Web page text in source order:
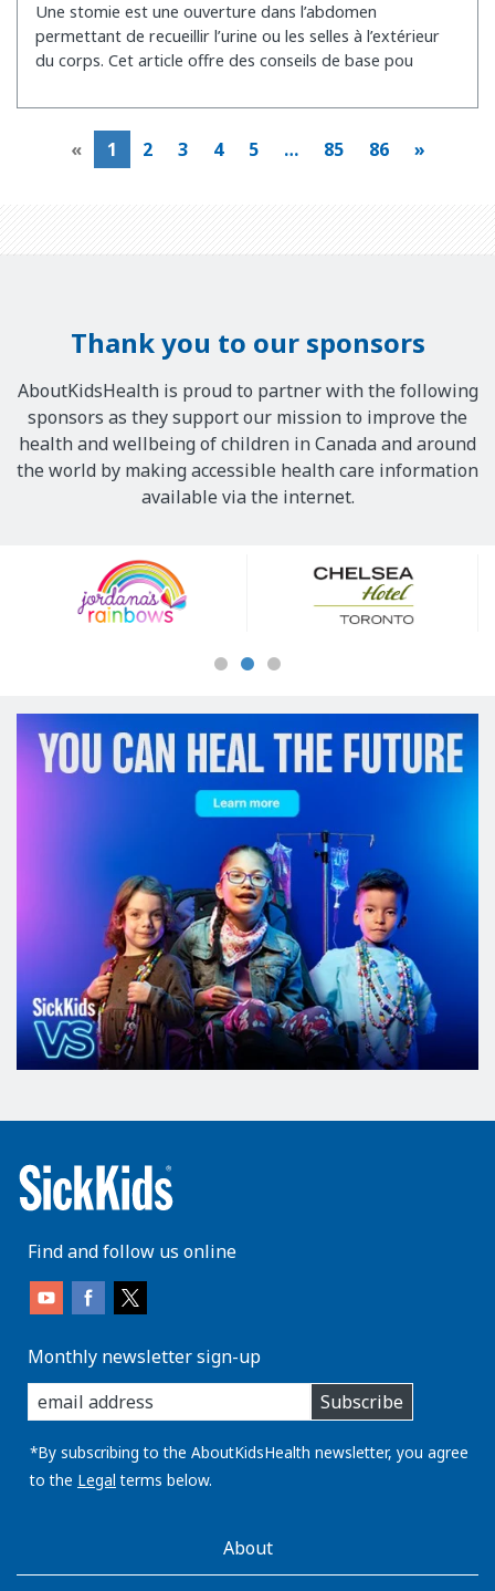
Une stomie est une ouverture dans l’abdomen
permettant de recueillir l’urine ou les selles à l’extérieur
du corps. Cet article offre des conseils de base pou
« 1 2 3 4 5 … 85 86 »
Thank you to our sponsors
AboutKidsHealth is proud to partner with the following
sponsors as they support our mission to improve the
health and wellbeing of children in Canada and around
the world by making accessible health care information
available via the internet.
Sponsors
Find and follow us online
Monthly newsletter sign-up
enter
you
email
address:
Subscribe
*By subscribing to the AboutKidsHealth newsletter, you agree
to the Legal terms below.
AboutKidsHealthAbout